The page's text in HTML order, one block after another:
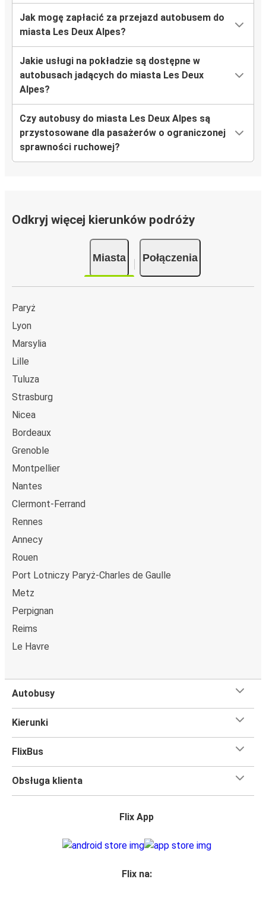
Jak mogę zapłacić za przejazd autobusem do
miasta Les Deux Alpes?
Jakie usługi na pokładzie są dostępne w
autobusach jadących do miasta Les Deux
Alpes?
Czy autobusy do miasta Les Deux Alpes są
przystosowane dla pasażerów o ograniczonej
sprawności ruchowej?
Odkryj więcej kierunków podróży
Miasta Połączenia
Paryż
Lyon
Marsylia
Lille
Tuluza
Strasburg
Nicea
Bordeaux
Grenoble
Montpellier
Nantes
Clermont-Ferrand
Rennes
Annecy
Rouen
Port Lotniczy Paryż-Charles de Gaulle
Metz
Perpignan
Reims
Le Havre
Autobusy
Kierunki
FlixBus
Obsługa klienta
Flix App
Flix na: